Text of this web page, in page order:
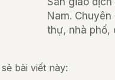
Nam.
thự, nhà phố,
bài viết này: